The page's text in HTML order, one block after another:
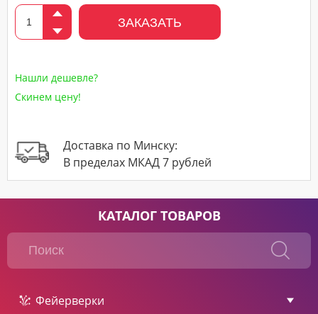
ЗАКАЗАТЬ
Нашли дешевле?
Скинем цену!
Доставка по Минску:
В пределах МКАД 7 рублей
КАТАЛОГ ТОВАРОВ
Фейерверки